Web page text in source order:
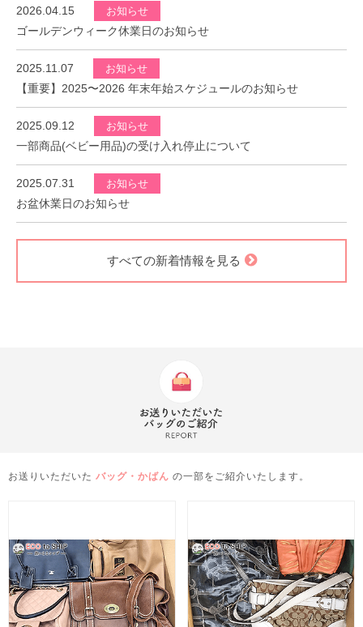
2026.04.15 お知らせ
ゴールデンウィーク休業日のお知らせ
2025.11.07 お知らせ
【重要】2025〜2026 年末年始スケジュールのお知らせ
2025.09.12 お知らせ
一部商品(ベビー用品)の受け入れ停止について
2025.07.31 お知らせ
お盆休業日のお知らせ
すべての新着情報を見る
お送りいただいた バッグ・かばん の一部をご紹介いたします。